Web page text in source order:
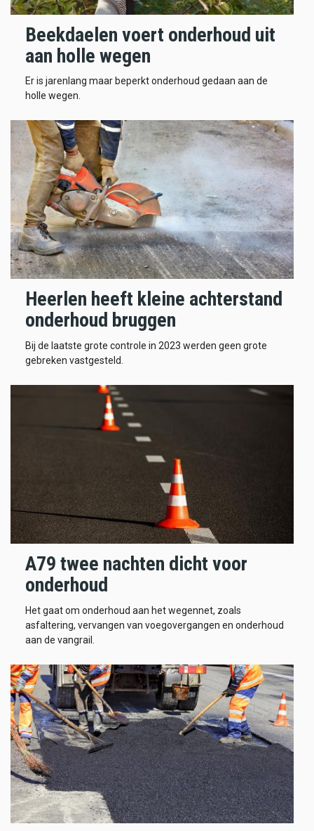
Beekdaelen voert onderhoud uit
aan holle wegen
Er is jarenlang maar beperkt onderhoud gedaan aan de
holle wegen.
Heerlen heeft kleine achterstand
onderhoud bruggen
Bij de laatste grote controle in 2023 werden geen grote
gebreken vastgesteld.
A79 twee nachten dicht voor
onderhoud
Het gaat om onderhoud aan het wegennet, zoals
asfaltering, vervangen van voegovergangen en onderhoud
aan de vangrail.